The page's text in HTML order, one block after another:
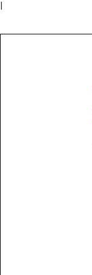
|